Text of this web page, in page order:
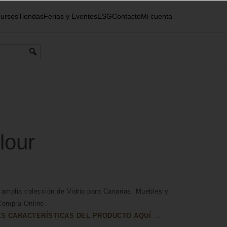
TiendasFerias y EventosESGContactoMi cuenta
colección de Vidrio para Canarias. Muebles y
Online.
CARACTERÍSTICAS DEL PRODUCTO AQUÍ →